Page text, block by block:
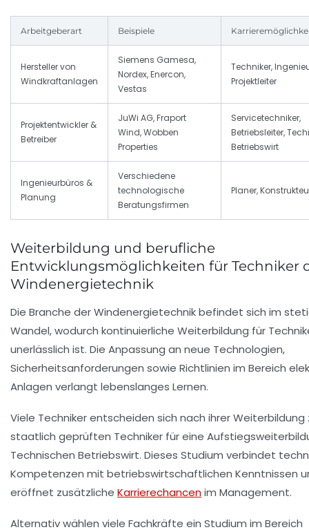
Arbeitgeberart Beispiele
Hersteller von
Windkraftanlagen
Siemens Gamesa,
Nordex, Enercon,
Vestas
Techniker,
Projektleiter
Projektentwickler &
Betreiber
JuWi AG, Fraport
Wind, Wobben
Properties
Servicetechniker,
Betriebsleiter,
Betriebswirt
Ingenieurbüros &
Planung
Verschiedene
technologische
Beratungsfirmen
Planer,
Weiterbildung und berufliche
Entwicklungsmöglichkeiten für Techniker
Windenergietechnik
Die Branche der Windenergietechnik befindet sich im
Wandel, wodurch kontinuierliche Weiterbildung für
unerlässlich ist. Die Anpassung an neue Technologien,
Sicherheitsanforderungen sowie Richtlinien im Bereich
Anlagen verlangt lebenslanges Lernen.
Viele Techniker entscheiden sich nach ihrer Weiterbildung
staatlich geprüften Techniker für eine
Technischen Betriebswirt. Dieses Studium verbindet
Kompetenzen mit betriebswirtschaftlichen Kenntnissen
eröffnet zusätzliche Karrierechancenim Management.
Alternativ wählen viele Fachkräfte ein Studium im Bereich